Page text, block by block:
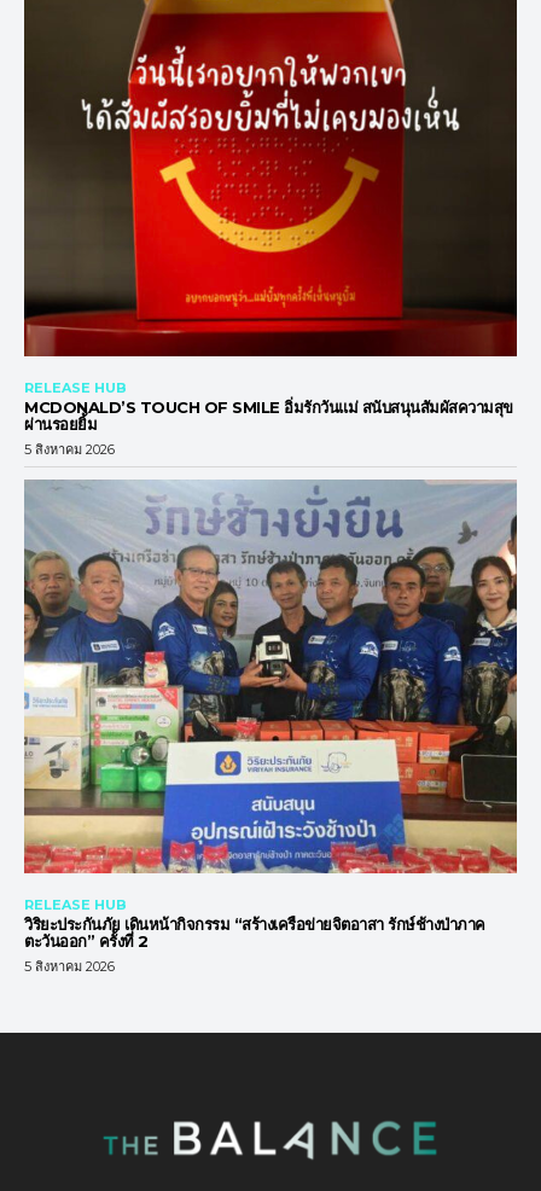
RELEASE HUB
MCDONALD’S TOUCH OF SMILE อิ่มรักวันแม่ สนับสนุนสัมผัสความสุข
ผ่านรอยยิ้ม
5 สิงหาคม 2026
RELEASE HUB
วิริยะประกันภัย เดินหน้ากิจกรรม “สร้างเครือข่ายจิตอาสา รักษ์ช้างป่าภาค
ตะวันออก” ครั้งที่ 2
5 สิงหาคม 2026